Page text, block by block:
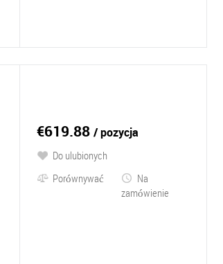
€619.88 / pozycja
Do ulubionych
Porównywać
Na
zamówienie